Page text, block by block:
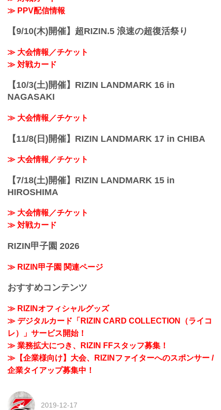
≫ PPV配信情報
【9/10(木)開催】超RIZIN.5 浪速の超復活祭り
≫ 大会情報／チケット
≫ 対戦カード
【10/3(土)開催】RIZIN LANDMARK 16 in
NAGASAKI
≫ 大会情報／チケット
【11/8(日)開催】RIZIN LANDMARK 17 in CHIBA
≫ 大会情報／チケット
【7/18(土)開催】RIZIN LANDMARK 15 in
HIROSHIMA
≫ 大会情報／チケット
≫ 対戦カード
RIZIN甲子園 2026
≫ RIZIN甲子園 関連ページ
おすすめコンテンツ
≫ RIZINオフィシャルグッズ
≫ デジタルカード「RIZIN CARD COLLECTION（ライコ
レ）」サービス開始！
≫ 業務拡大につき、RIZIN FFスタッフ募集！
≫【企業様向け】大会、RIZINファイターへのスポンサー /
企業タイアップ募集中！
2019-12-17